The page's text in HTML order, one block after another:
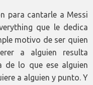
para cantarle a Messi
que le dedica
motivo de ser quien
a alguien resulta
de lo que ese alguien
a alguien y punto. Y